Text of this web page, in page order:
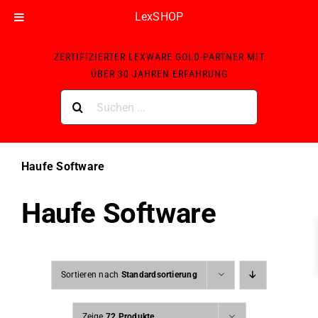
LexSHOP
ZERTIFIZIERTER LEXWARE GOLD-PARTNER MIT
ÜBER 30 JAHREN ERFAHRUNG
nach:
Haufe Software
Haufe Software
Sortieren nach Standardsortierung